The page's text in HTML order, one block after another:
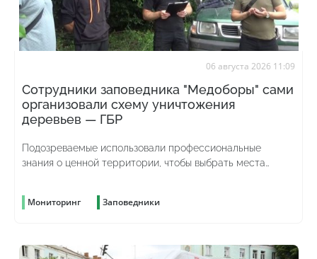
06 августа 2026 11:09
Сотрудники заповедника "Медоборы" сами
организовали схему уничтожения
деревьев — ГБР
Подозреваемые использовали профессиональные
знания о ценной территории, чтобы выбрать места
Мониторинг Заповедники